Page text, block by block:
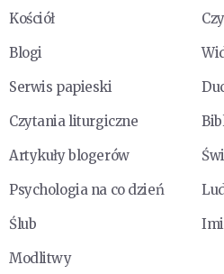
Kościół
Blogi
Serwis papieski
Czytania liturgiczne
Artykuły blogerów
Psychologia na co dzień
Ślub
Modlitwy